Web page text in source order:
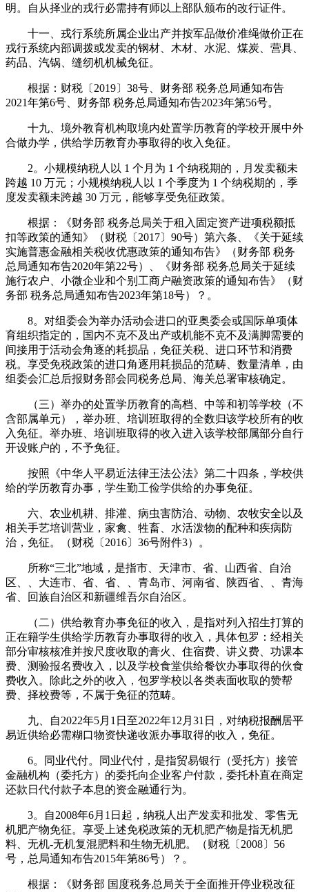
明。自从择业的戎行必需持有师以上部队颁布的改行证件。
十一、戎行系统所属企业出产并按军品做价准绳做价正在
戎行系统内部调拨或发卖的钢材、木材、水泥、煤炭、营具、
药品、汽锅、缝纫机机械免征。
根据：财税〔2019〕38号、财务部 税务总局通知布告
2021年第6号、财务部 税务总局通知布告2023年第56号。
十九、境外教育机构取境内处置学历教育的学校开展中外
合做办学，供给学历教育办事取得的收入免征。
2。小规模纳税人以 1 个月为 1 个纳税期的，月发卖额未
跨越 10 万元；小规模纳税人以 1 个季度为 1 个纳税期的，季
度发卖额未跨越 30 万元，能够享受免征政策。
根据：《财务部 税务总局关于租入固定资产进项税额抵
扣等政策的通知》（财税〔2017〕90号）第六条、《关于延续
实施普惠金融相关税收优惠政策的通知布告》（财务部 税务
总局通知布告2020年第22号）、《财务部 税务总局关于延续
施行农户、小微企业和个别工商户融资政策的通知布告》（财
务部 税务总局通知布告2023年第18号）？。
8。对组委会为举办活动会进口的亚奥委会或国际单项体
育组织指定的，国内不克不及出产或机能不克不及满脚需要的
间接用于活动会角逐的耗损品，免征关税、进口环节和消费
税。享受免税政策的进口角逐用耗损品的范畴、数量清单，由
组委会汇总后报财务部会同税务总局、海关总署审核确定。
（三）举办的处置学历教育的高档、中等和初等学校（不
含部属单元），举办班、培训班取得的全数归该学校所有的收
入免征。举办班、培训班取得的收入进入该学校部属部分自行
开设账户的，不予免征。
按照《中华人平易近法律王法公法》第二十四条，学校供
给的学历教育办事，学生勤工俭学供给的办事免征。
六、农业机耕、排灌、病虫害防治、动物、农牧安全以及
相关手艺培训营业，家禽、牲畜、水活泼物的配种和疾病防
治，免征。（财税〔2016〕36号附件3）。
所称“三北”地域，是指市、天津市、省、山西省、自治
区、、大连市、省、省、、青岛市、河南省、陕西省、、青海
省、回族自治区和新疆维吾尔自治区。
（二）供给教育办事免征的收入，是指对列入招生打算的
正在籍学生供给学历教育办事取得的收入，具体包罗：经相关
部分审核核准并按尺度收取的膏火、住宿费、讲义费、功课本
费、测验报名费收入，以及学校食堂供给餐饮办事取得的伙食
费收入。除此之外的收入，包罗学校以各类表面收取的赞帮
费、择校费等，不属于免征的范畴。
九、自2022年5月1日至2022年12月31日，对纳税报酬居平
易近供给必需糊口物资快递收派办事取得的收入，免征。
6。同业代付。同业代付，是指贸易银行（受托方）接管
金融机构（委托方）的委托向企业客户付款，委托朴直在商定
还款日代付款子本息的资金融通行为。
3。自2008年6月1日起，纳税人出产发卖和批发、零售无
机肥产物免征。享受上述免税政策的无机肥产物是指无机肥
料、无机-无机复混肥料和生物无机肥。（财税〔2008〕56
号，总局通知布告2015年第86号）？。
根据：《财务部 国度税务总局关于全面推开停业税改征